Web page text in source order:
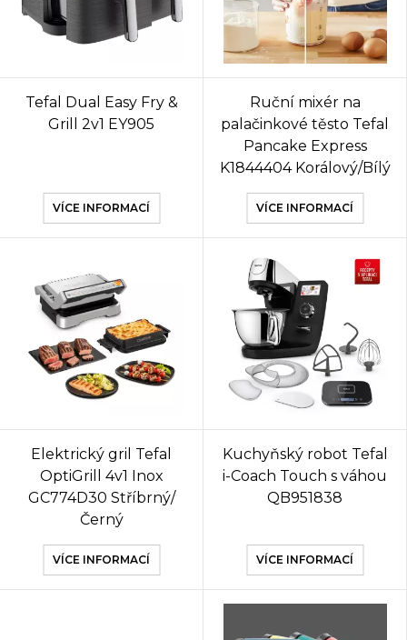
Tefal Dual Easy Fry &
Grill 2v1 EY905
VÍCE INFORMACÍ
Ruční mixér na
palačinkové těsto Tefal
Pancake Express
K1844404 Korálový/Bílý
VÍCE INFORMACÍ
Elektrický gril Tefal
OptiGrill 4v1 Inox
GC774D30 Stříbrný/
Černý
VÍCE INFORMACÍ
Kuchyňský robot Tefal
i-Coach Touch s váhou
QB951838
VÍCE INFORMACÍ